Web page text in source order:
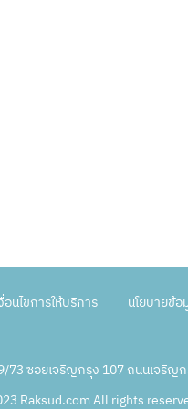
อนไขการให้บริการ นโยบายข้
73 ซอยเจริญกรุง 107 ถนนเจริญ
Raksud.com All rights